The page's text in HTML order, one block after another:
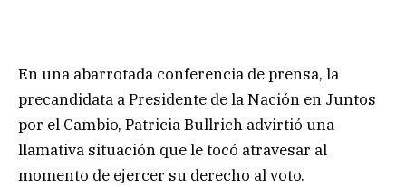
En una abarrotada conferencia de prensa, la
precandidata a Presidente de la Nación en Juntos
por el Cambio, Patricia Bullrich advirtió una
llamativa situación que le tocó atravesar al
momento de ejercer su derecho al voto.